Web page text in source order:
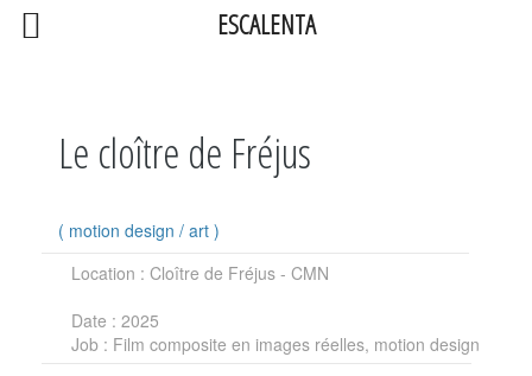
Le cloître de Fréjus
( motion design / art )
Location : Cloître de Fréjus - CMN
Date : 2025
Job : Film composite en images réelles, motion design
ESCALENTA